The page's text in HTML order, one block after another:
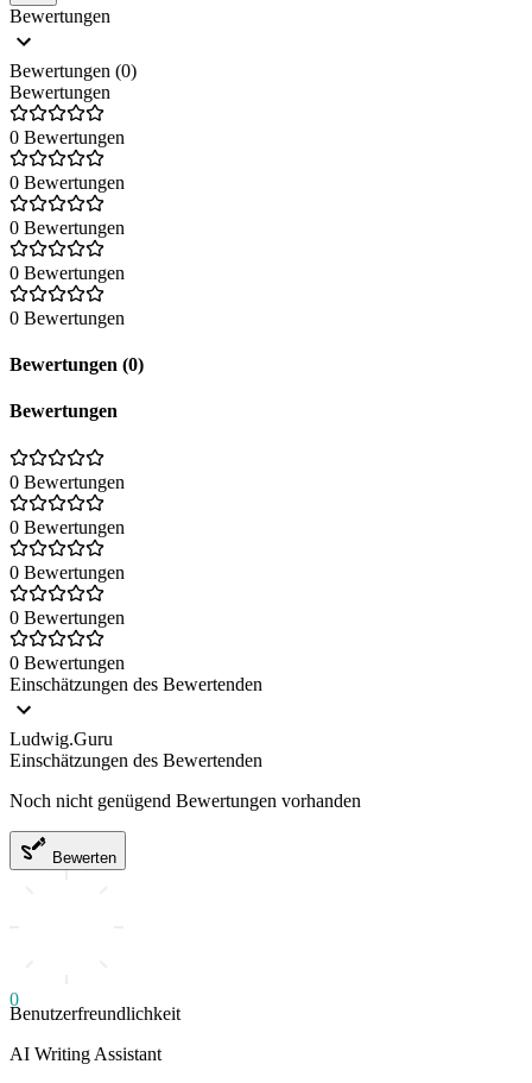
Bewertungen
Bewertungen (0)
Bewertungen
0 Bewertungen
0 Bewertungen
0 Bewertungen
0 Bewertungen
0 Bewertungen
Bewertungen (0)
Bewertungen
0 Bewertungen
0 Bewertungen
0 Bewertungen
0 Bewertungen
0 Bewertungen
Einschätzungen des Bewertenden
Ludwig.Guru
Einschätzungen des Bewertenden
Noch nicht genügend Bewertungen vorhanden
Bewerten
0
Benutzerfreundlichkeit
AI Writing Assistant